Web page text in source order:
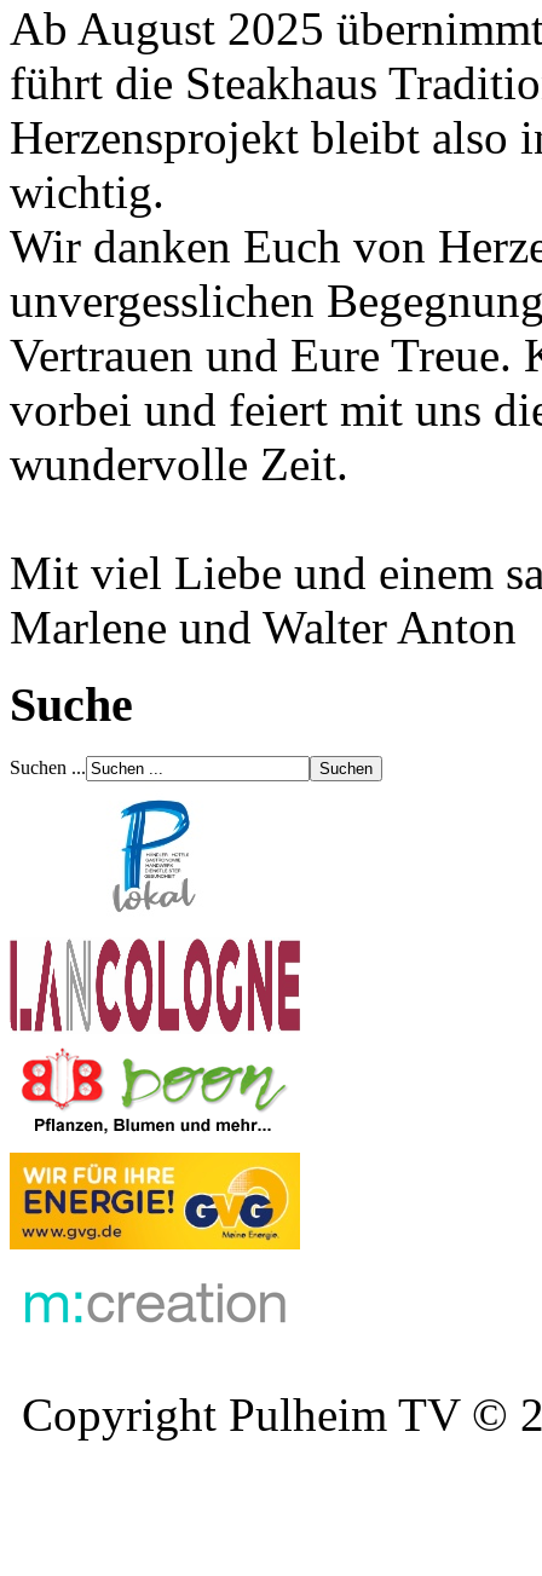
Ab August 2025
führt die Steakhaus
Herzensprojekt bleibt also
wichtig.
Wir danken Euch von
unvergesslichen
Vertrauen und Eure
vorbei und feiert mit uns
wundervolle Zeit.
Mit viel Liebe und einem
Marlene und Walter Anton
Suche
Suchen ...
Copyright Pulheim TV ©